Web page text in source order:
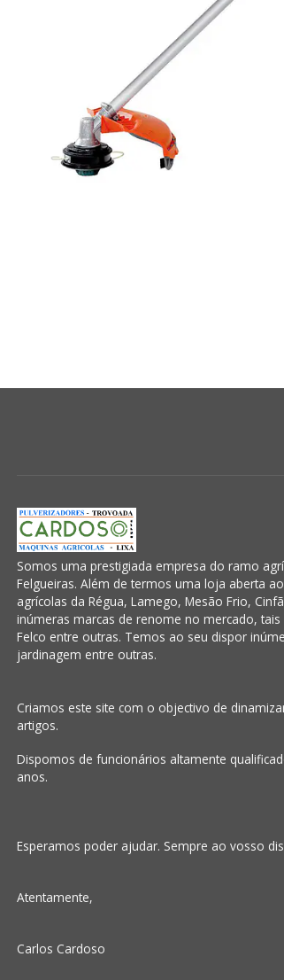
Somos uma prestigiada empresa do ramo
Felgueiras. Além de termos uma loja aberta
agrícolas da Régua, Lamego, Mesão Frio,
inúmeras marcas de renome no mercado,
Felco entre outras. Temos ao seu dispor
jardinagem entre outras.
Criamos este site com o objectivo de
artigos.
Dispomos de funcionários altamente
anos.
Esperamos poder ajudar. Sempre ao vosso
Atentamente,
Carlos Cardoso